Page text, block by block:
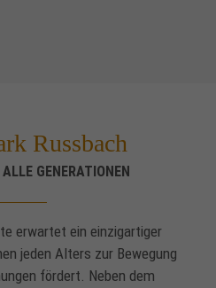
magnis dis parturient montes,
quam felis, ultricies nec.
Russbach
ALLE GENERATIONEN
erwartet ein einzigartiger
jeden Alters zur Bewegung
fördert. Neben dem